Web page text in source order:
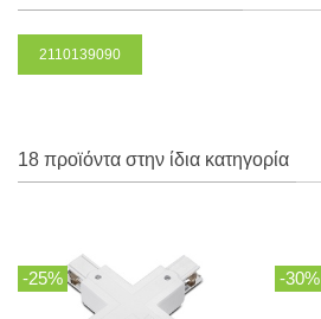
2110139090
18 προϊόντα στην ίδια κατηγορία
-25% -30%